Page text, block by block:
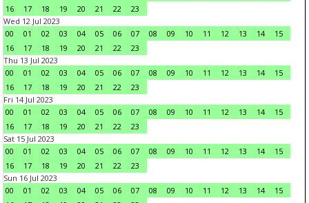
16
17 18 19 20 21 22
23
Wed 12 Jul 2023
00
01 02 03 04 05 06 07 08 09 10 11 12 13 14
15
16
17 18 19 20 21 22
23
Thu 13 Jul 2023
00
01 02 03 04 05 06 07 08 09 10 11 12 13 14
15
16
17 18 19 20 21 22
23
Fri 14 Jul 2023
00
01 02 03 04 05 06 07 08 09 10 11 12 13 14
15
16
17 18 19 20 21 22
23
Sat 15 Jul 2023
00
01 02 03 04 05 06 07 08 09 10 11 12 13 14
15
16
17 18 19 20 21 22
23
Sun 16 Jul 2023
00
01 02 03 04 05 06 07 08 09 10 11 12 13 14
15